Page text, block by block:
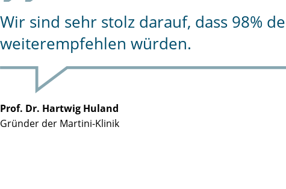
Wir sind sehr stolz darauf, dass 98%
weiterempfehlen würden.
Prof. Dr. Hartwig Huland
Gründer der Martini-Klinik